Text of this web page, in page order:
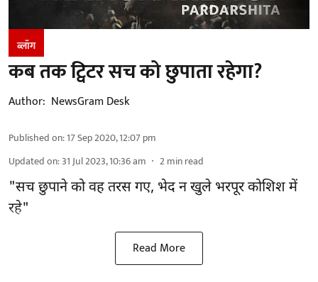
ब्लॉग
कब तक ट्विटर सच को छुपाता रहेगा?
Author: NewsGram Desk
Published on:17 Sep 2020, 12:07 pm
Updated on:31 Jul 2023, 10:36 am 2min read
"सच छुपाने को वह तरस गए, भेद न खुले भरपूर कोशिश में
रहे"
Read More